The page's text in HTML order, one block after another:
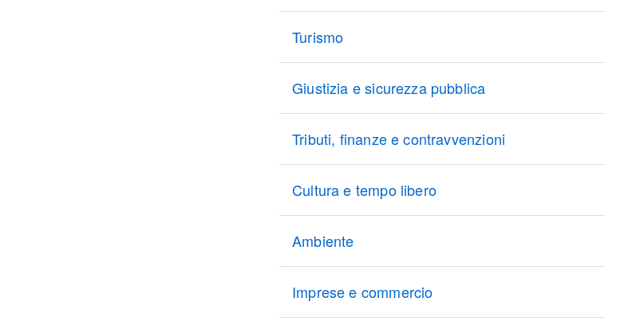
Turismo
Giustizia e sicurezza pubblica
Tributi, finanze e contravvenzioni
Cultura e tempo libero
Ambiente
Imprese e commercio